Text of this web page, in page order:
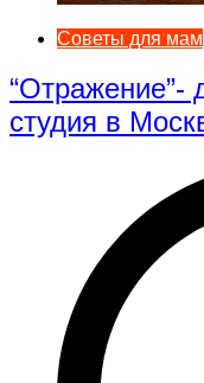
Советы для мам
“Отражение”-
студия в